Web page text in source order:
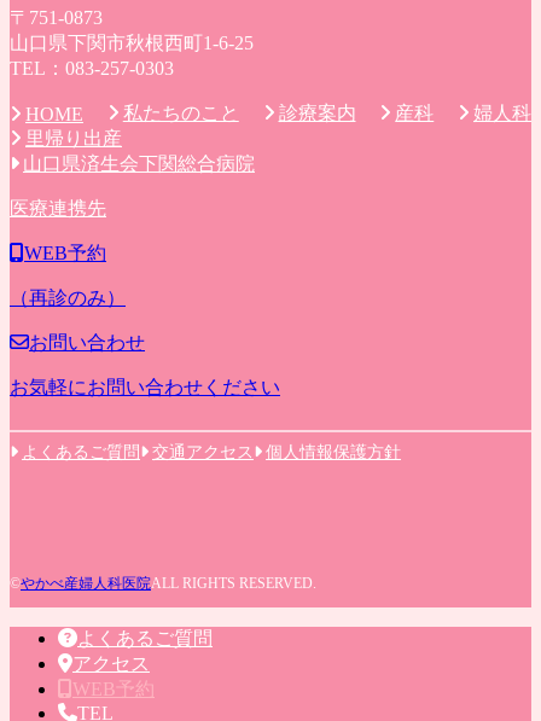
〒751-0873
山口県下関市秋根西町1-6-25
TEL：083-257-0303
HOME 私たちのこと 診療案内 産科
婦人科
里帰り出産
山口県済生会下関総合病院
医療連携先
WEB予約
（再診のみ）
お問い合わせ
お気軽にお問い合わせください
よくあるご質問 交通アクセス 個人情報保護方針
©やかべ産婦人科医院ALL RIGHTS RESERVED.
よくあるご質問
アクセス
WEB予約
TEL